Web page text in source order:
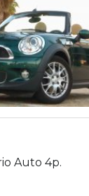
Auto 4p.